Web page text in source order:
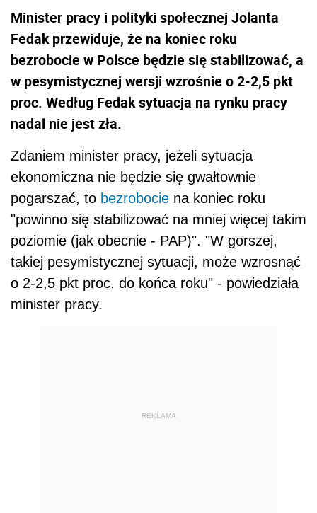
Minister pracy i polityki społecznej Jolanta
Fedak przewiduje, że na koniec roku
bezrobocie w Polsce będzie się stabilizować, a
w pesymistycznej wersji wzrośnie o 2-2,5 pkt
proc. Według Fedak sytuacja na rynku pracy
nadal nie jest zła.
Zdaniem minister pracy, jeżeli sytuacja
ekonomiczna nie będzie się gwałtownie
pogarszać, to bezrobocie na koniec roku
"powinno się stabilizować na mniej więcej takim
poziomie (jak obecnie - PAP)". "W gorszej,
takiej pesymistycznej sytuacji, może wzrosnąć
o 2-2,5 pkt proc. do końca roku" - powiedziała
minister pracy.
REKLAMA